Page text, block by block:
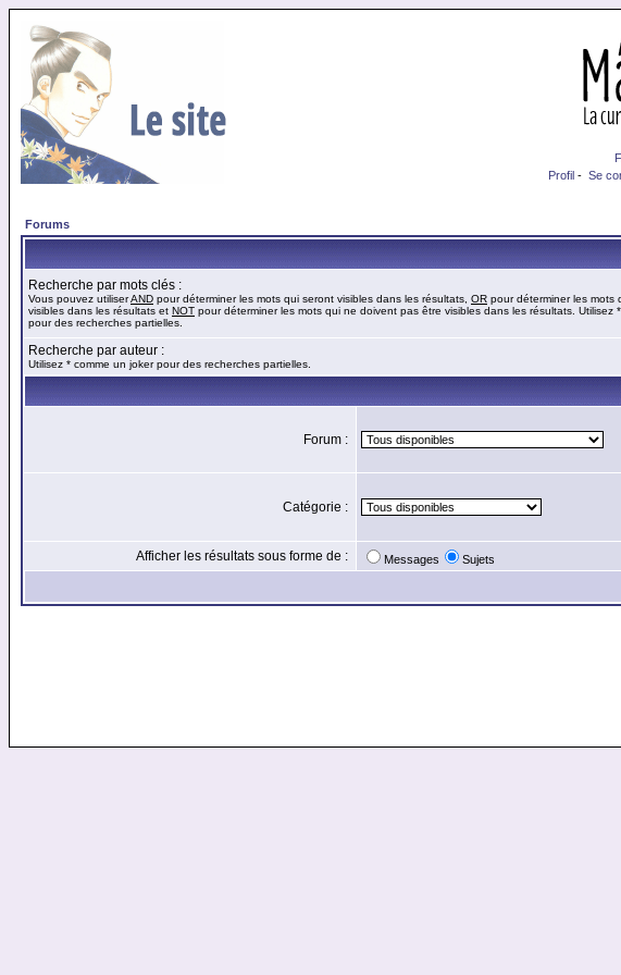
Profil - Se
Forums
Recherche par mots clés :
Vous pouvez utiliserAND pour déterminer les mots qui seront visibles dans les résultats, OR pour déterminer les mots
visibles dans les résultats et NOT pour déterminer les mots qui ne doivent pas être visibles dans les résultats. Utilisez
pour des recherches partielles.
Recherche par auteur :
Utilisez * comme un joker pour des recherches partielles.
Forum :
Catégorie :
Afficher les résultats sous forme de : Messages Sujets